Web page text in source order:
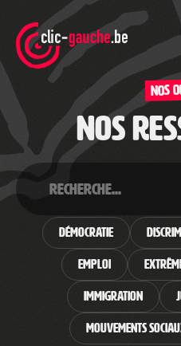
the
content
Nos
Nos
Démocratie
Emploi
Immigration
Mouvements